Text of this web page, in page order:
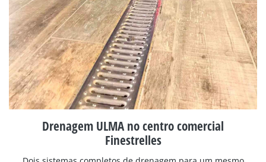
Drenagem ULMA no centro comercial
Finestrelles